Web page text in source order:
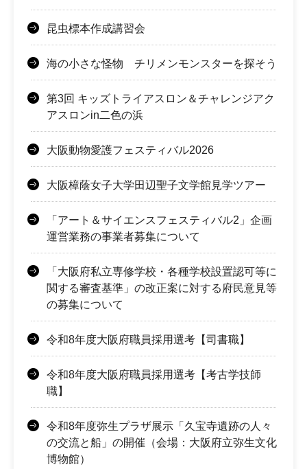
昆虫標本作成講習会
海の小さな怪物 チリメンモンスターを探そう
第3回 キッズトライアスロン＆チャレンジアク
アスロンin二色の浜
大阪動物愛護フェスティバル2026
大阪樟蔭女子大学田辺聖子文学館見学ツアー
「アート＆サイエンスフェスティバル2」企画
運営業務の事業者募集について
「大阪府私立専修学校・各種学校設置認可等に
関する審査基準」の改正案に対する府民意見等
の募集について
令和8年度大阪府職員採用選考【司書職】
令和8年度大阪府職員採用選考【考古学技師
職】
令和8年度弥生プラザ展示「久宝寺遺跡の人々
の交流と船」の開催（会場：大阪府立弥生文化
博物館）